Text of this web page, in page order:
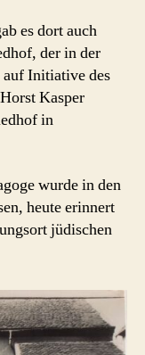
es dort auch
der in der
auf Initiative des
Kasper
in
wurde in den
heute erinnert
jüdischen